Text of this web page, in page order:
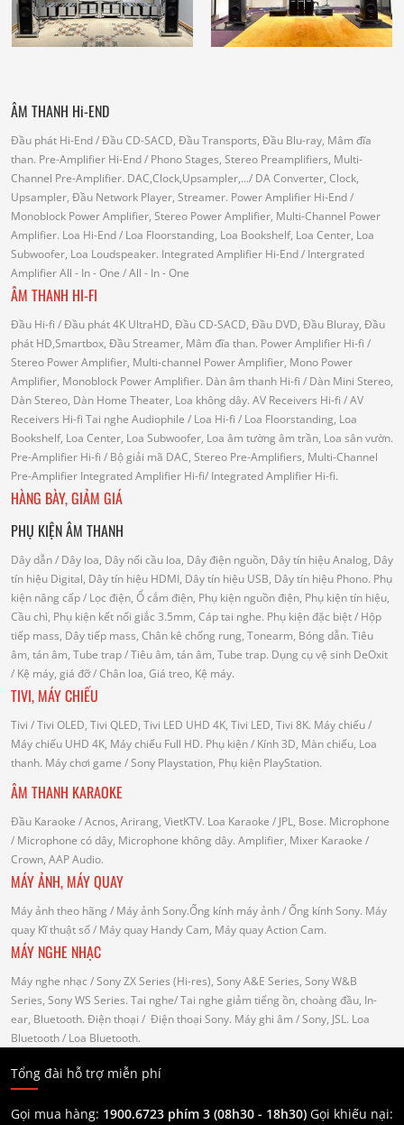
ÂM THANH Hi-END
Đầu phát Hi-End/ Đầu CD-SACD, Đầu Transports, Đầu Blu-ray, Mâm đĩa
than. Pre-Amplifier Hi-End/ Phono Stages, Stereo Preamplifiers, Multi-
Channel Pre-Amplifier. DAC,Clock,Upsampler,.../ DA Converter, Clock,
Upsampler, Đầu Network Player, Streamer. Power Amplifier Hi-End/
Monoblock Power Amplifier, Stereo Power Amplifier, Multi-Channel Power
Amplifier. Loa Hi-End/ Loa Floorstanding, Loa Bookshelf, Loa Center, Loa
Subwoofer, Loa Loudspeaker. Integrated Amplifier Hi-End/ Intergrated
AmplifierAll - In - One / All - In - One
ÂM THANH HI-FI
Đầu Hi-fi / Đầu phát 4K UltraHD, Đầu CD-SACD, Đầu DVD, Đầu Bluray, Đầu
phát HD,Smartbox, Đầu Streamer, Mâm đĩa than. Power Amplifier Hi-fi /
Stereo Power Amplifier, Multi-channel Power Amplifier, Mono Power
Amplifier, Monoblock Power Amplifier. Dàn âm thanh Hi-fi / Dàn Mini Stereo,
Dàn Stereo, Dàn Home Theater, Loa không dây. AV Receivers Hi-fi / AV
Receivers Hi-fi Tai nghe Audiophile / Loa Hi-fi / Loa Floorstanding, Loa
Bookshelf, Loa Center, Loa Subwoofer, Loa âm tường âm trần, Loa sân vườn.
Pre-Amplifier Hi-fi / Bộ giải mã DAC, Stereo Pre-Amplifiers, Multi-Channel
Pre-Amplifier Integrated Amplifier Hi-fi/ Integrated Amplifier Hi-fi.
HÀNG BÀY, GIẢM GIÁ
PHỤ KIỆN ÂM THANH
Dây dẫn/ Dây loa, Dây nối cầu loa, Dây điện nguồn, Dây tín hiệu Analog, Dây
tín hiệu Digital, Dây tín hiệu HDMI, Dây tín hiệu USB, Dây tín hiệu Phono. Phụ
kiện nâng cấp/ Lọc điện, Ổ cắm điện, Phụ kiện nguồn điện, Phụ kiện tín hiệu,
Cầu chì, Phụ kiện kết nối giắc 3.5mm, Cáp tai nghe. Phụ kiện đặc biệt/ Hộp
tiếp mass, Dây tiếp mass, Chân kê chống rung, Tonearm, Bóng dẫn. Tiêu
âm, tán âm, Tube trap/ Tiêu âm, tán âm, Tube trap. Dụng cụ vệ sinh DeOxit
/ Kệ máy, giá đỡ/ Chân loa, Giá treo, Kệ máy.
TIVI, MÁY CHIẾU
Tivi / Tivi OLED, Tivi QLED, Tivi LED UHD 4K, Tivi LED, Tivi 8K. Máy chiếu/
Máy chiếu UHD 4K, Máy chiếu Full HD. Phụ kiện/ Kính 3D, Màn chiếu, Loa
thanh. Máy chơi game / Sony Playstation, Phụ kiện PlayStation.
ÂM THANH KARAOKE
Đầu Karaoke / Acnos, Arirang, VietKTV. Loa Karaoke / JPL, Bose. Microphone
/ Microphone có dây, Microphone không dây. Amplifier, Mixer Karaoke /
Crown, AAP Audio.
MÁY ẢNH, MÁY QUAY
Máy ảnh theo hãng / Máy ảnh Sony.Ống kính máy ảnh / Ống kính Sony. Máy
quay Kĩ thuật số/ Máy quay Handy Cam, Máy quay Action Cam.
MÁY NGHE NHẠC
Máy nghe nhạc / Sony ZX Series (Hi-res), Sony A&E Series, Sony W&B
Series, Sony WS Series. Tai nghe/ Tai nghe giảm tiếng ồn, choàng đầu, In-
ear, Bluetooth. Điện thoại / Điện thoại Sony. Máy ghi âm / Sony, JSL. Loa
Bluetooth/ Loa Bluetooth.
Tổng đài hỗ trợ miễn phí
Gọi mua hàng: 1900.6723 phím 3 (08h30 - 18h30) Gọi khiếu nại: